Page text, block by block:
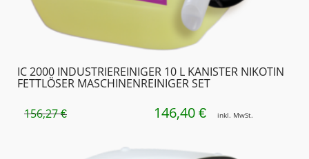
IC 2000 INDUSTRIE­REINIGER 10 L KANISTER NIKOTIN
FETTLÖSER MASCHINEN­REINIGER SET
156,27€
URSPRÜNGLICHER
WAR:
146,40 €AKTUELLER
IST:
inkl. MwSt.